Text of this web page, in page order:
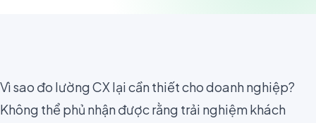
Vì sao đo lường CX lại cần thiết cho doanh nghiệp?
Không thể phủ nhận được rằng trải nghiệm khách